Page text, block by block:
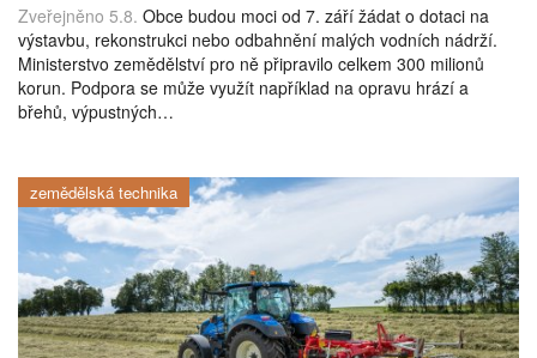
Zveřejněno 5.8. Obce budou moci od 7. září žádat o dotaci na
výstavbu, rekonstrukci nebo odbahnění malých vodních nádrží.
Ministerstvo zemědělství pro ně připravilo celkem 300 milionů
korun. Podpora se může využít například na opravu hrází a
břehů, výpustných…
zemědělská technika